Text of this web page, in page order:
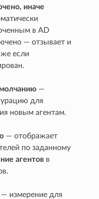
иначе
в AD
— отзывает и
если
—
для
новым агентам.
— отображает
по заданному
агентов в
— измерение для